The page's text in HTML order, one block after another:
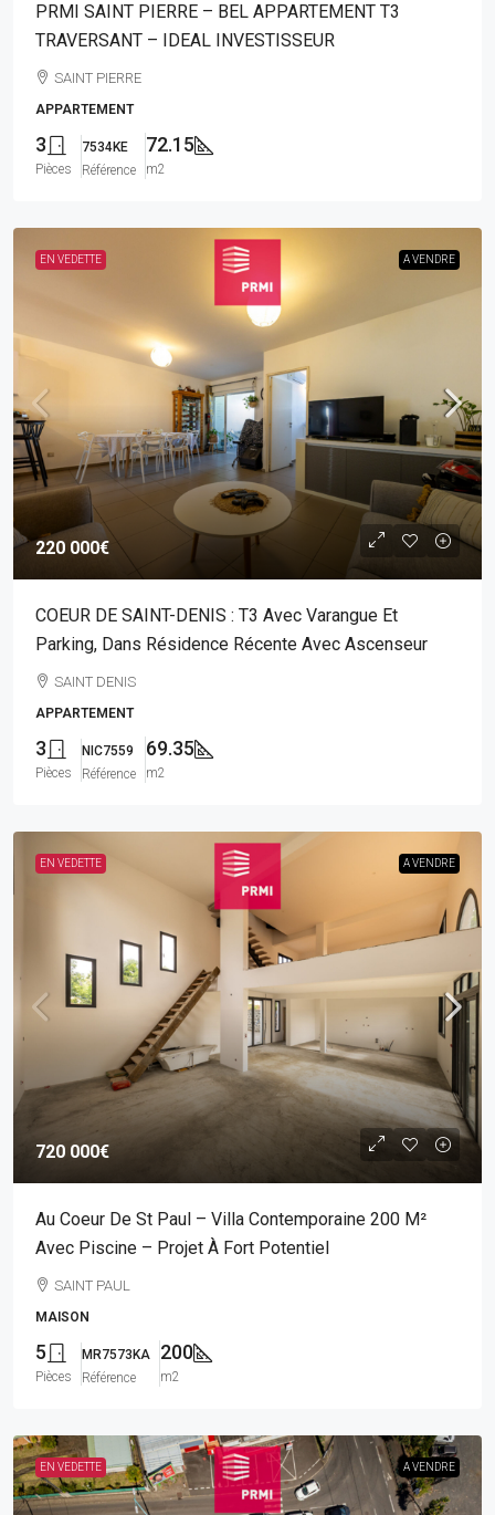
PRMI SAINT PIERRE – BEL APPARTEMENT T3
TRAVERSANT – IDEAL INVESTISSEUR
SAINT PIERRE
APPARTEMENT
3
Pièces
7534KE
Référence
72.15
m2
EN VEDETTE A VENDRE
220 000€
COEUR DE SAINT-DENIS : T3 Avec Varangue Et
Parking, Dans Résidence Récente Avec Ascenseur
SAINT DENIS
APPARTEMENT
3
Pièces
NIC7559
Référence
69.35
m2
EN VEDETTE A VENDRE
720 000€
Au Coeur De St Paul – Villa Contemporaine 200 M²
Avec Piscine – Projet À Fort Potentiel
SAINT PAUL
MAISON
5
Pièces
MR7573KA
Référence
200
m2
EN VEDETTE A VENDRE